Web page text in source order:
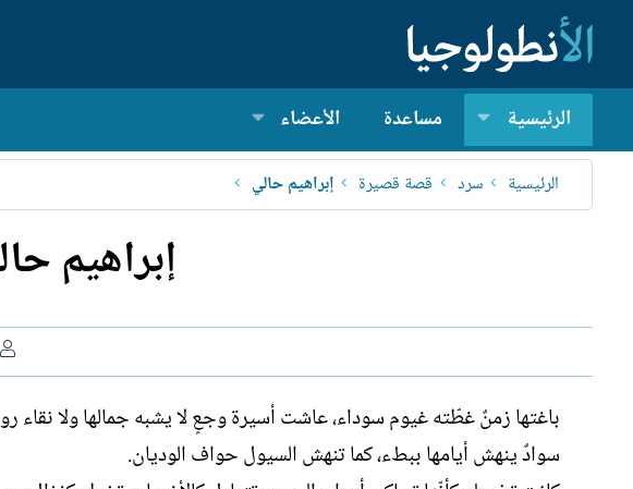
الرئيسية مساعدة الأعضاء
الرئيسية سرد قصة قصيرة إبراهيم حالي
إبراهيم
باغتها زمنٌ غطّته غيوم سوداء، عاشت أسيرة وجعٍ لا يشبه جمالها ولا نقاء
سوادٌ ينهش أيامها ببطء، كما تنهش السيول حواف الوديان.